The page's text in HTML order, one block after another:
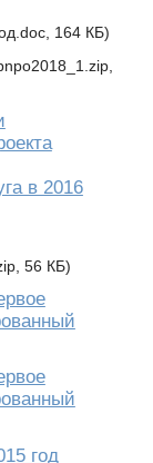
164 КБ)
в 2016
56 КБ)
год